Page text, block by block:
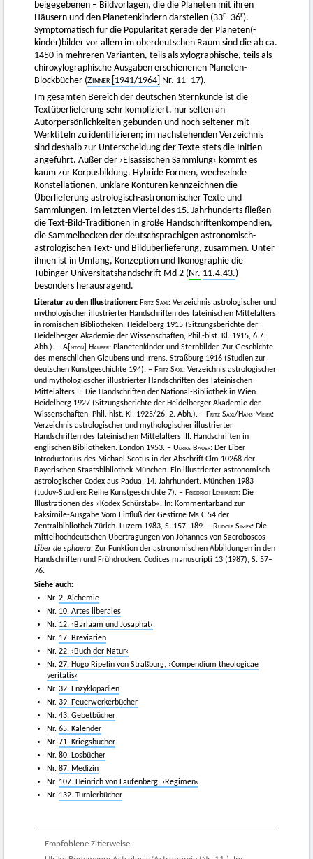
beigegebenen – Bildvorlagen, die die Planeten mit ihren
Häusern und den Planetenkindern darstellen (33r–36r).
Symptomatisch für die Popularität gerade der Planeten(-
kinder)bilder vor allem im oberdeutschen Raum sind die ab ca.
1450 in mehreren Varianten, teils als xylographische, teils als
chiroxylographische Ausgaben erschienenen Planeten-
Blockbücher (Zinner [1941/1964] Nr. 11–17).
Im gesamten Bereich der deutschen Sternkunde ist die
Textüberlieferung sehr kompliziert, nur selten an
Autorpersönlichkeiten gebunden und noch seltener mit
Werktiteln zu identifizieren; im nachstehenden Verzeichnis
sind deshalb zur Unterscheidung der Texte stets die Initien
angeführt. Außer der ›Elsässischen Sammlung‹ kommt es
kaum zur Korpusbildung. Hybride Formen, wechselnde
Konstellationen, unklare Konturen kennzeichnen die
Überlieferung astrologisch-astronomischer Texte und
Sammlungen. Im letzten Viertel des 15. Jahrhunderts fließen
die Text-Bild-Traditionen in große Handschriftenkompendien,
die Sammelbecken der deutschsprachigen astronomisch-
astrologischen Text- und Bildüberlieferung, zusammen. Unter
ihnen ist in Umfang, Konzeption und Ikonographie die
Tübinger Universitätshandschrift Md 2 (Nr. 11.4.43.)
besonders herausragend.
Literatur zu den Illustrationen: Fritz Saxl: Verzeichnis astrologischer und
mythologischer illustrierter Handschriften des lateinischen Mittelalters
in römischen Bibliotheken. Heidelberg 1915 (Sitzungsberichte der
Heidelberger Akademie der Wissenschaften, Phil.-bist. Kl. 1915, 6.7.
Abh.). –A[nton] Hauber: Planetenkinder und Sternbilder. Zur Geschichte
des menschlichen Glaubens und Irrens. Straßburg 1916 (Studien zur
deutschen Kunstgeschichte 194). – Fritz Saxl: Verzeichnis astrologischer
und mythologioscher illustrierter Handschriften des lateinischen
Mittelalters II. Die Handschriften der National-Bibliothek in Wien.
Heidelberg 1927 (Sitzungsberichte der Heidelberger Akademie der
Wissenschaften, Phil.-hist. Kl. 1925/26, 2. Abh.). – Fritz Saxl/ Hans Meier:
Verzeichnis astrologischer und mythologischer illustrierter
Handschriften des lateinischen Mittelalters III. Handschriften in
englischen Bibliotheken. London 1953. –Ulrike Bauer: Der Liber
Introductorius des Michael Scotus in der Abschrift Clm 10268 der
Bayerischen Staatsbibliothek München. Ein illustrierter astronomisch-
astrologischer Codex aus Padua, 14. Jahrhundert. München 1983
(tuduv-Studien: Reihe Kunstgeschichte 7). – Friedrich Lenhardt: Die
Illustrationen des »Kodex Schürstab«. In: Kommentarband zur
Faksimile-Ausgabe Vom Einfluß der Gestirne Ms C 54 der
Zentralbibliothek Zürich. Luzern 1983, S. 157–189. – Rudolf Simek: Die
mittelhochdeutschen Übertragungen von Johannes von Sacroboscos
Liber de sphaera. Zur Funktion der astronomischen Abbildungen in den
Handschriften und Frühdrucken. Codices manuscripti 13 (1987), S. 57–
76.
Siehe auch:
Nr.2. Alchemie
Nr. 10. Artes liberales
Nr. 12. ›Barlaam und Josaphat‹
Nr. 17. Breviarien
Nr.22. ›Buch der Natur‹
Nr.27. Hugo Ripelin von Straßburg, ›Compendium theologicae
veritatis‹
Nr.32. Enzyklopädien
Nr.39. Feuerwerkerbücher
Nr.43. Gebetbücher
Nr.65. Kalender
Nr. 71. Kriegsbücher
Nr.80. Losbücher
Nr.87. Medizin
Nr. 107. Heinrich von Laufenberg, ›Regimen‹
Nr. 132. Turnierbücher
Empfohlene Zitierweise